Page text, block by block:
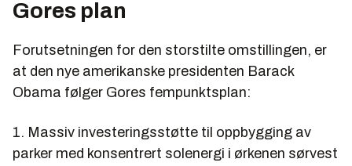
Gores plan
Forutsetningen for den storstilte omstillingen, er
at den nye amerikanske presidenten Barack
Obama følger Gores fempunktsplan:
1. Massiv investeringsstøtte til oppbygging av
parker med konsentrert solenergi i ørkenen sørvest